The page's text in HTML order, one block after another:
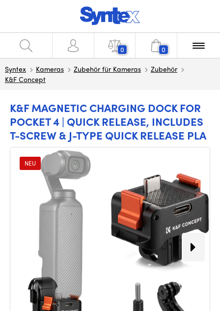
0 0
Syntex Kameras Zubehör für Kameras
Zubehör
K&F Concept
K&F MAGNETIC CHARGING DOCK FOR
POCKET 4 | QUICK RELEASE, INCLUDES
T-SCREW & J-TYPE QUICK RELEASE PLA
NEU